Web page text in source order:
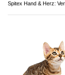
Spitex Hand & Herz: